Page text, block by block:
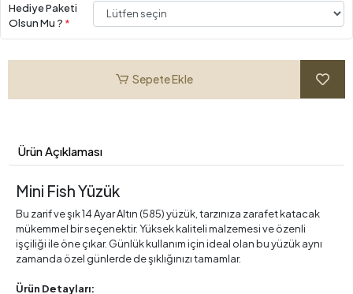
Hediye Paketi
Olsun Mu ? *
Sepete Ekle
Ürün Açıklaması
Mini Fish Yüzük
Bu zarif ve şık 14 Ayar Altın (585) yüzük, tarzınıza zarafet katacak
mükemmel bir seçenektir. Yüksek kaliteli malzemesi ve özenli
işçiliği ile öne çıkar. Günlük kullanım için ideal olan bu yüzük aynı
zamanda özel günlerde de şıklığınızı tamamlar.
Ürün Detayları: